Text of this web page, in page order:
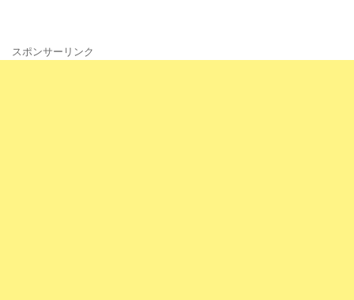
スポンサーリンク